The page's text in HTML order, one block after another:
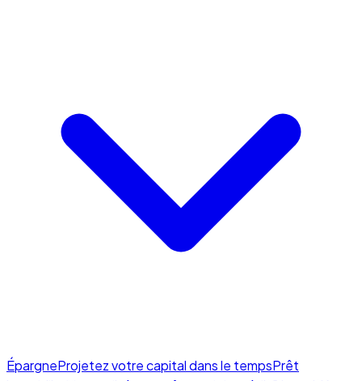
ÉpargneProjetez votre capital dans le tempsPrêt